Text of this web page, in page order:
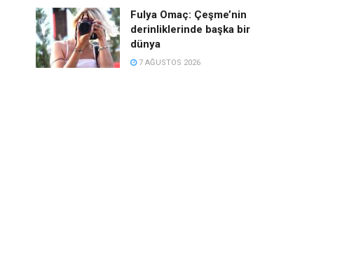
Fulya Omaç: Çeşme’nin
derinliklerinde başka bir
dünya
7 AĞUSTOS 2026